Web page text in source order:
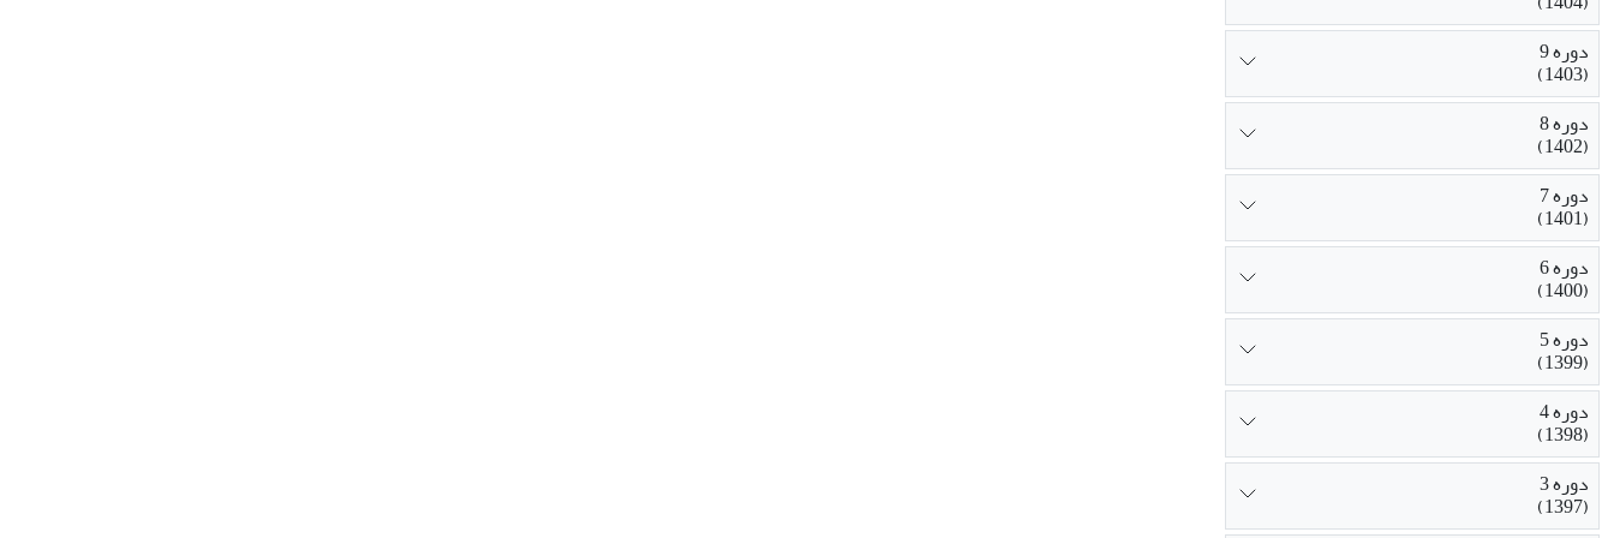
دوره 9
(1403)
دوره 8
(1402)
دوره 7
(1401)
دوره 6
(1400)
دوره 5
(1399)
دوره 4
(1398)
دوره 3
(1397)